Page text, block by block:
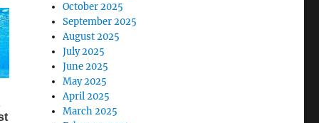
October 2025
September 2025
August 2025
July 2025
June 2025
May 2025
April 2025
March 2025